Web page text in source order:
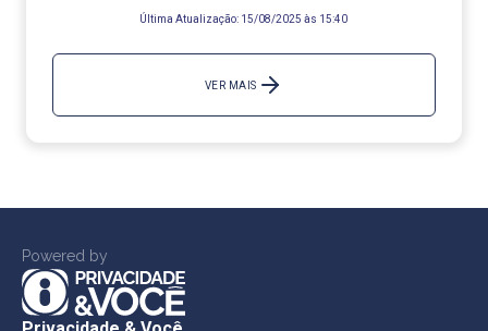
Última Atualização: 15/08/2025 às 15:40
VER MAIS
Powered by